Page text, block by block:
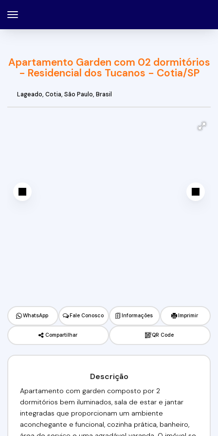
Apartamento Garden com 02 dormitórios
- Residencial dos Tucanos - Cotia/SP
Lageado, Cotia, São Paulo, Brasil
WhatsApp Fale Conosco Informações Imprimir
Compartilhar QR Code
Descrição
Apartamento com garden composto por 2
dormitórios bem iluminados, sala de estar e jantar
integradas que proporcionam um ambiente
aconchegante e funcional, cozinha prática, banheiro,